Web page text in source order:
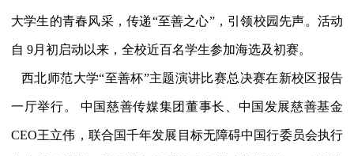
大学生的青春风采，传递“至善之心”，引领校园先声。活动
自 9月初启动以来，全校近百名学生参加海选及初赛。
西北师范大学“至善杯”主题演讲比赛总决赛在新校区报告
一厅举行。 中国慈善传媒集团董事长、中国发展慈善基金
CEO王立伟，联合国千年发展目标无障碍中国行委员会执行